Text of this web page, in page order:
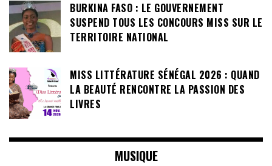
BURKINA FASO : LE GOUVERNEMENT
SUSPEND TOUS LES CONCOURS MISS SUR LE
TERRITOIRE NATIONAL
MISS LITTÉRATURE SÉNÉGAL 2026 : QUAND
LA BEAUTÉ RENCONTRE LA PASSION DES
LIVRES
MUSIQUE